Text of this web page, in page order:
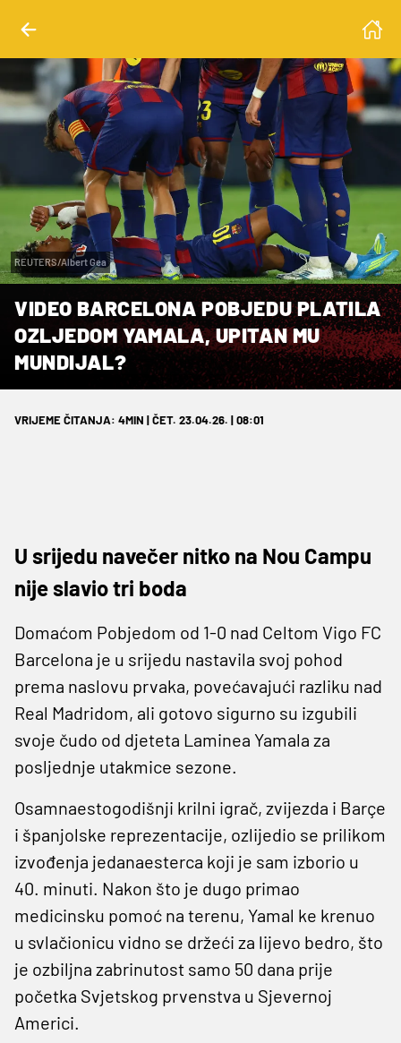
REUTERS/Albert Gea
VIDEO BARCELONA POBJEDU PLATILA
OZLJEDOM YAMALA, UPITAN MU
MUNDIJAL?
VRIJEME ČITANJA: 4MIN | ČET. 23.04.26. | 08:01
U srijedu navečer nitko na Nou Campu
nije slavio tri boda
Domaćom Pobjedom od 1-0 nad Celtom Vigo FC
Barcelona je u srijedu nastavila svoj pohod
prema naslovu prvaka, povećavajući razliku nad
Real Madridom, ali gotovo sigurno su izgubili
svoje čudo od djeteta Laminea Yamala za
posljednje utakmice sezone.
Osamnaestogodišnji krilni igrač, zvijezda i Barçe
i španjolske reprezentacije, ozlijedio se prilikom
izvođenja jedanaesterca koji je sam izborio u
40. minuti. Nakon što je dugo primao
medicinsku pomoć na terenu, Yamal ke krenuo
u svlačionicu vidno se držeći za lijevo bedro, što
je ozbiljna zabrinutost samo 50 dana prije
početka Svjetskog prvenstva u Sjevernoj
Americi.